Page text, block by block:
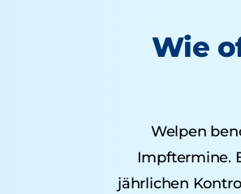
Wie
Welpen
Impftermine.
jährlichen